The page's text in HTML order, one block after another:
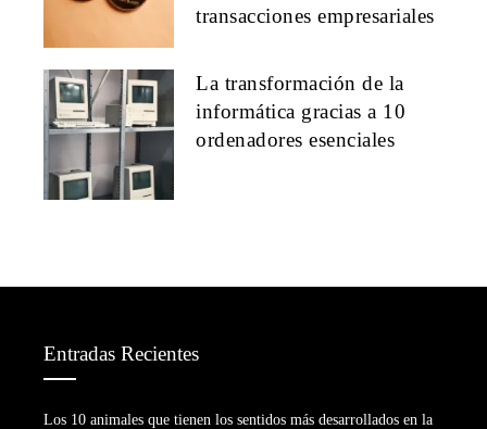
transacciones empresariales
La transformación de la
informática gracias a 10
ordenadores esenciales
Entradas Recientes
Los 10 animales que tienen los sentidos más desarrollados en la